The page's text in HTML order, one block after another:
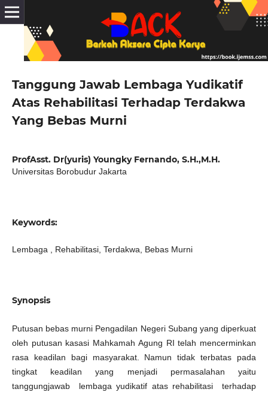
Tanggung Jawab Lembaga Yudikatif
Atas Rehabilitasi Terhadap Terdakwa
Yang Bebas Murni
ProfAsst. Dr(yuris) Youngky Fernando, S.H.,M.H.
Universitas Borobudur Jakarta
Keywords:
Lembaga , Rehabilitasi, Terdakwa, Bebas Murni
Synopsis
Putusan bebas murni Pengadilan Negeri Subang yang diperkuat
oleh putusan kasasi Mahkamah Agung RI telah mencerminkan
rasa keadilan bagi masyarakat. Namun tidak terbatas pada
tingkat keadilan yang menjadi permasalahan yaitu
tanggungjawab lembaga yudikatif atas rehabilitasi terhadap